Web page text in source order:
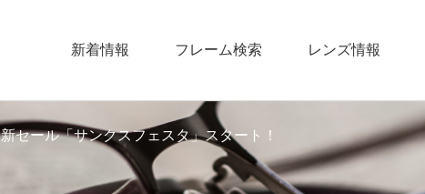
新着情報 フレーム検索 レンズ情報
新セール「サンクスフェスタ」スタート！